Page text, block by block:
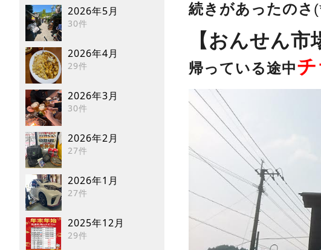
2026年5月
30件
2026年4月
29件
2026年3月
30件
2026年2月
27件
2026年1月
27件
2025年12月
29件
続きがあったのさ
【おんせん市
帰っている途中チ